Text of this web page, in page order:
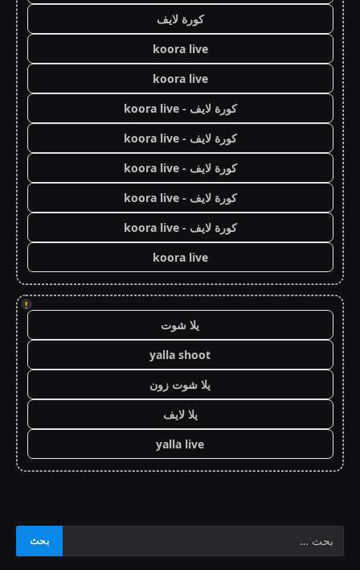
كورة لايف
koora live
koora live
كورة لايف - koora live
كورة لايف - koora live
كورة لايف - koora live
كورة لايف - koora live
كورة لايف - koora live
koora live
!
يلا شوت
yalla shoot
يلا شوت زون
يلا لايف
yalla live